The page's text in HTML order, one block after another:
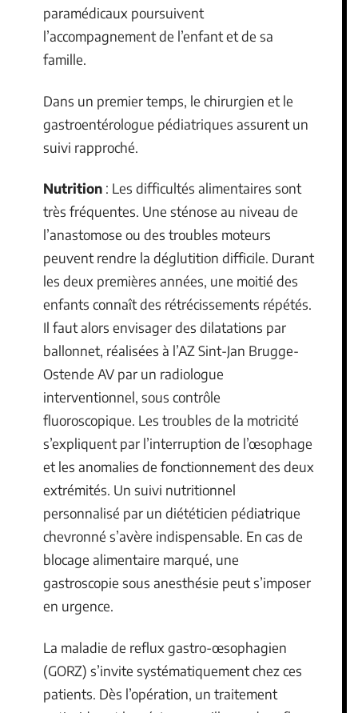
paramédicaux poursuivent
l’accompagnement de l’enfant et de sa
famille.
Dans un premier temps, le chirurgien et le
gastroentérologue pédiatriques assurent un
suivi rapproché.
Nutrition : Les difficultés alimentaires sont
très fréquentes. Une sténose au niveau de
l’anastomose ou des troubles moteurs
peuvent rendre la déglutition difficile. Durant
les deux premières années, une moitié des
enfants connaît des rétrécissements répétés.
Il faut alors envisager des dilatations par
ballonnet, réalisées à l’AZ Sint-Jan Brugge-
Ostende AV par un radiologue
interventionnel, sous contrôle
fluoroscopique. Les troubles de la motricité
s’expliquent par l’interruption de l’œsophage
et les anomalies de fonctionnement des deux
extrémités. Un suivi nutritionnel
personnalisé par un diététicien pédiatrique
chevronné s’avère indispensable. En cas de
blocage alimentaire marqué, une
gastroscopie sous anesthésie peut s’imposer
en urgence.
La maladie de reflux gastro-œsophagien
(GORZ) s’invite systématiquement chez ces
patients. Dès l’opération, un traitement